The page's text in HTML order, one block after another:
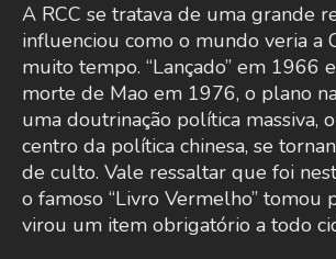
A RCC se tratava de uma grande
influenciou como o mundo veria a
muito tempo. “Lançado” em 1966
morte de Mao em 1976, o plano
uma doutrinação política massiva,
centro da política chinesa, se
de culto. Vale ressaltar que foi
o famoso “Livro Vermelho” tomou
virou um item obrigatório a todo